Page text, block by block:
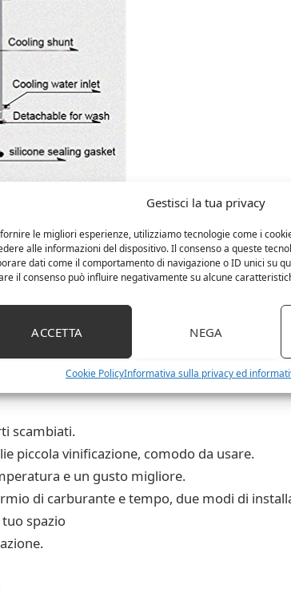
Gestisci la tua privacy
le migliori esperienze, utilizziamo tecnologie come i
alle informazioni del dispositivo. Il consenso a queste
dati come il comportamento di navigazione o ID unici su
il consenso può influire negativamente su alcune
ACCETTA NEGA
Cookie PolicyInformativa sulla privacy ed
scambiati.
piccola vinificazione, comodo da usare.
e un gusto migliore.
di carburante e tempo, due modi di
spazio